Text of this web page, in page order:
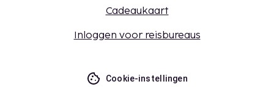
Cadeaukaart
Inloggen voor reisbureaus
Cookie-instellingen